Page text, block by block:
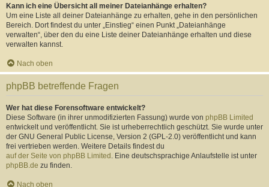
Kann ich eine Übersicht all meiner Dateianhänge erhalten?
Um eine Liste all deiner Dateianhänge zu erhalten, gehe in den persönlichen
Bereich. Dort findest du unter „Einstieg“ einen Punkt „Dateianhänge
verwalten“, über den du eine Liste deiner Dateianhänge erhalten und diese
verwalten kannst.
Nach oben
phpBB betreffende Fragen
Wer hat diese Forensoftware entwickelt?
Diese Software (in ihrer unmodifizierten Fassung) wurde von phpBB Limited
entwickelt und veröffentlicht. Sie ist urheberrechtlich geschützt. Sie wurde unter
der GNU General Public License, Version 2 (GPL-2.0) veröffentlicht und kann
frei vertrieben werden. Weitere Details findest du
auf der Seite von phpBB Limited . Eine deutschsprachige Anlaufstelle ist unter
phpBB.de zu finden.
Nach oben